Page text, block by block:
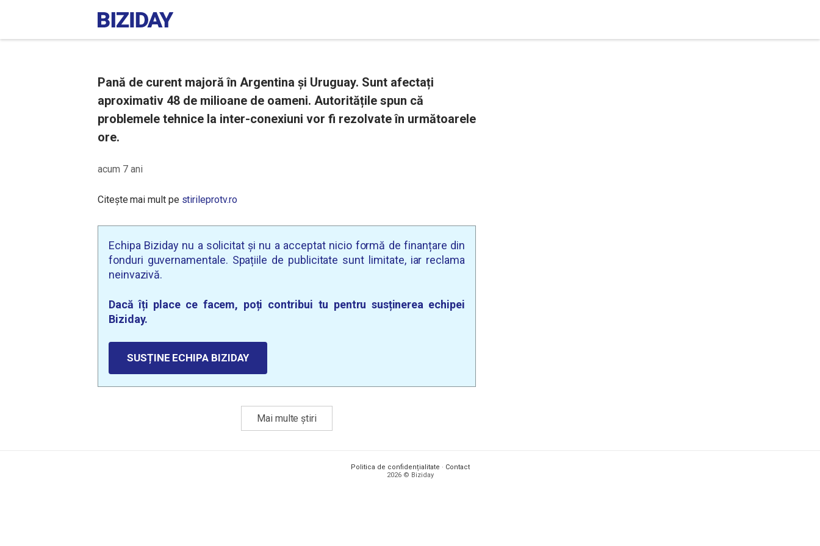
Pană de curent majoră în Argentina și Uruguay. Sunt afectați
aproximativ 48 de milioane de oameni. Autoritățile spun că
problemele tehnice la inter-conexiuni vor fi rezolvate în următoarele
ore.
acum 7 ani
Citește mai mult pe stirileprotv.ro
Echipa Biziday nu a solicitat și nu a acceptat nicio formă de finanțare din
fonduri guvernamentale. Spațiile de publicitate sunt limitate, iar reclama
neinvazivă.
Dacă îți place ce facem, poți contribui tu pentru susținerea echipei
Biziday.
SUSȚINE ECHIPA BIZIDAY
Mai multe știri
Politica de confidențialitate · Contact
2026 © Biziday